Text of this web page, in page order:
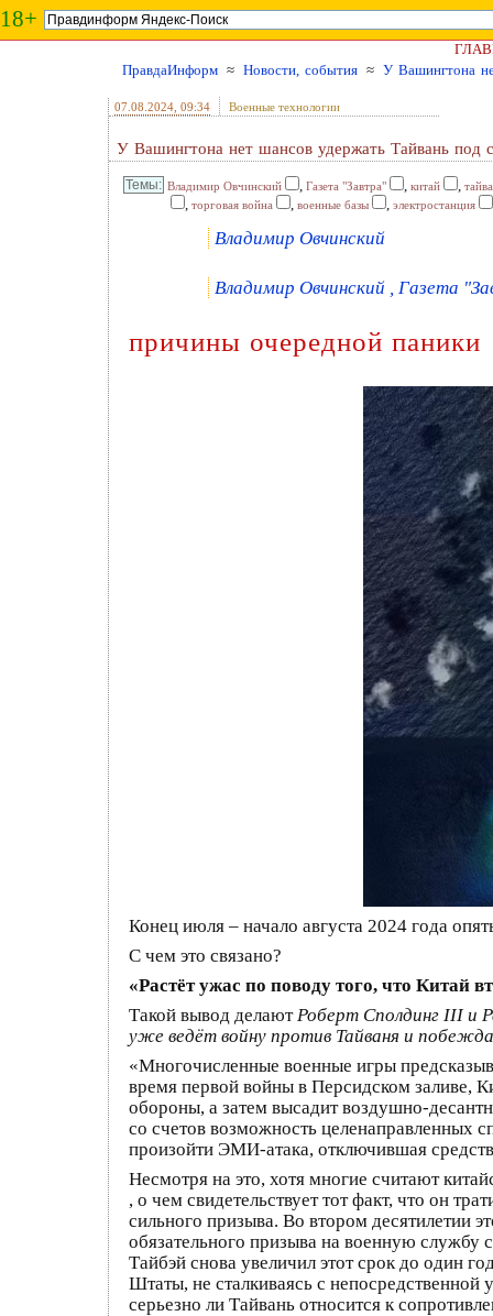
18+
ПравдаИнформ ≈ Новости, события ≈ У Вашингтона
07.08.2024 , 09:34 Военные технологии
У Вашингтона нет шансов удержать Тайвань под
Владимир Овчинский , Газета "Завтра" , китай ,
, торговая война , военные базы , электростанция
Владимир Овчинский
Владимир Овчинский , Газета
причины очередной паники
Конец июля – начало августа 2024 года
С чем это связано?
«Растёт ужас по поводу того, что Китай
Такой вывод делают Роберт Сполдинг III и
уже ведёт войну против Тайваня и
«Многочисленные военные игры
время первой войны в Персидском заливе,
обороны, а затем высадит воздушно-
со счетов возможность целенаправленных
произойти ЭМИ-атака, отключившая
Несмотря на это, хотя многие считают
, о чем свидетельствует тот факт, что он
сильного призыва. Во втором десятилетии
обязательного призыва на военную службу
Тайбэй снова увеличил этот срок до один
Штаты, не сталкиваясь с
серьезно ли Тайвань относится к